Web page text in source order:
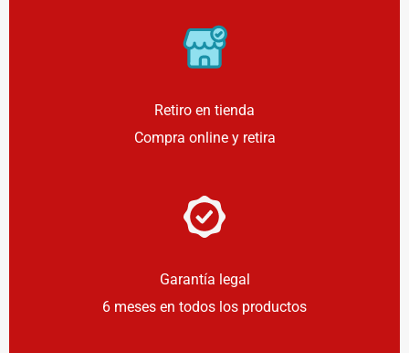
Retiro en tienda
Compra online y retira
Garantía legal
6 meses en todos los productos